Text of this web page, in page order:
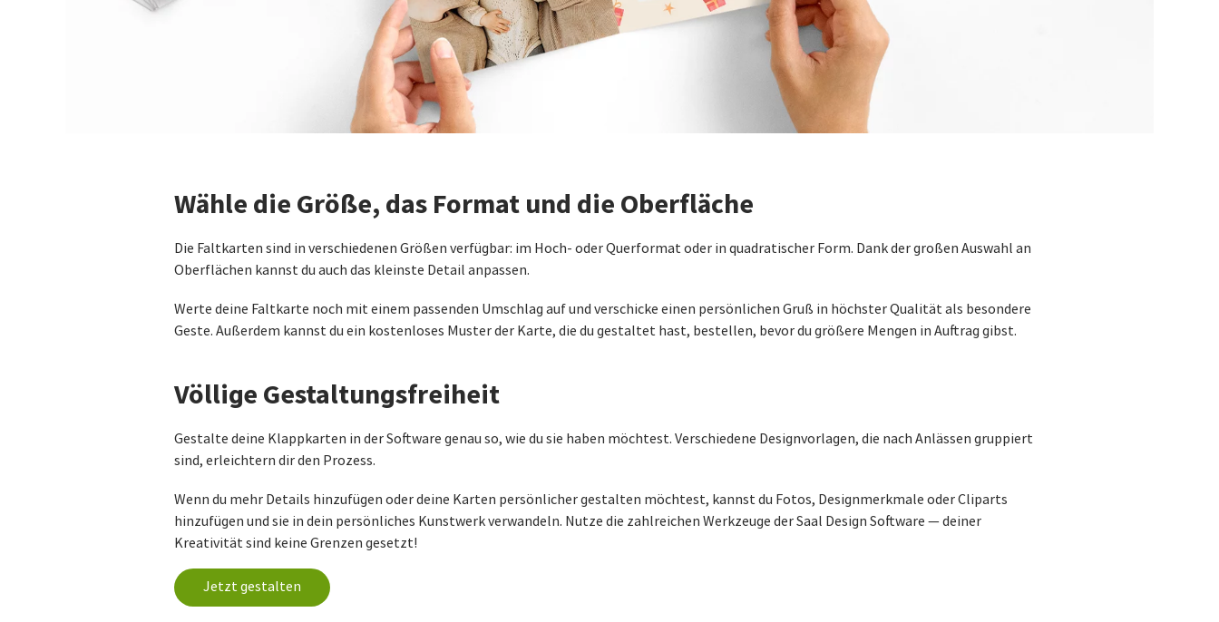
Wähle die Größe, das Format und die Oberfläche
Die Faltkarten sind in verschiedenen Größen verfügbar: im Hoch- oder Querformat oder in quadratischer Form. Dank der großen Auswahl an
Oberflächen kannst du auch das kleinste Detail anpassen.
Werte deine Faltkarte noch mit einem passenden Umschlag auf und verschicke einen persönlichen Gruß in höchster Qualität als besondere
Geste. Außerdem kannst du ein kostenloses Muster der Karte, die du gestaltet hast, bestellen, bevor du größere Mengen in Auftrag gibst.
Völlige Gestaltungsfreiheit
Gestalte deine Klappkarten in der Software genau so, wie du sie haben möchtest. Verschiedene Designvorlagen, die nach Anlässen gruppiert
sind, erleichtern dir den Prozess.
Wenn du mehr Details hinzufügen oder deine Karten persönlicher gestalten möchtest, kannst du Fotos, Designmerkmale oder Cliparts
hinzufügen und sie in dein persönliches Kunstwerk verwandeln. Nutze die zahlreichen Werkzeuge der Saal Design Software — deiner
Kreativität sind keine Grenzen gesetzt!
Jetzt gestalten